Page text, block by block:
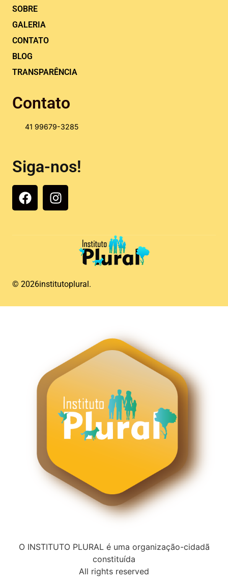
SOBRE
GALERIA
CONTATO
BLOG
TRANSPARÊNCIA
Contato
41 99679-3285
Siga-nos!
© 2026institutoplural.
O INSTITUTO PLURAL é uma organização-cidadã
constituída
All rights reserved